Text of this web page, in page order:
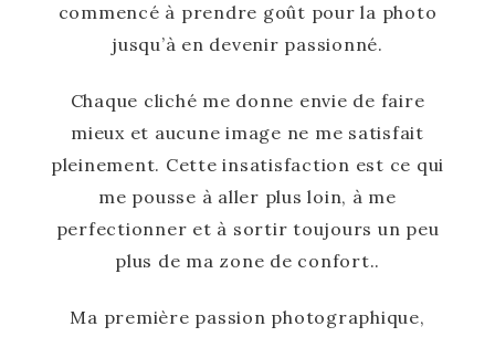
commencé à prendre goût pour la photo
jusqu’à en devenir passionné.
Chaque cliché me donne envie de faire
mieux et aucune image ne me satisfait
pleinement. Cette insatisfaction est ce qui
me pousse à aller plus loin, à me
perfectionner et à sortir toujours un peu
plus de ma zone de confort..
Ma première passion photographique,